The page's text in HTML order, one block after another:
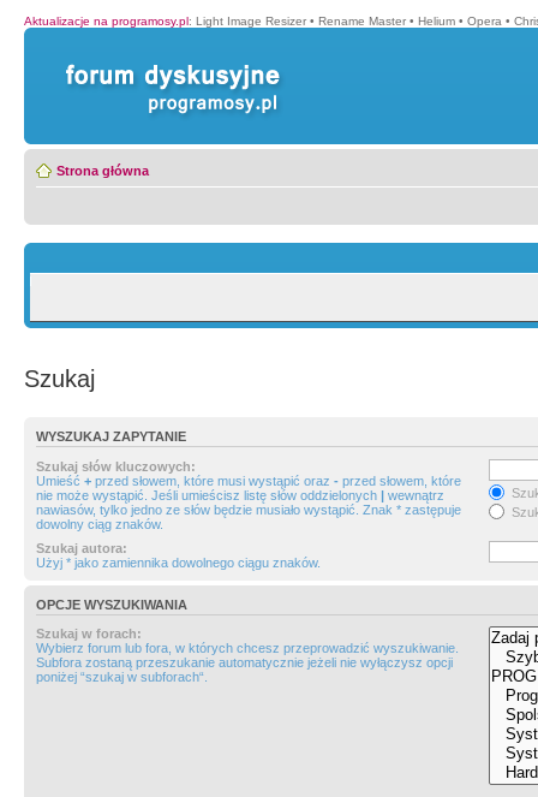
Aktualizacje na programosy.pl: Light Image Resizer • Rename Master • Helium • Opera •
Strona główna
Szukaj
WYSZUKAJ ZAPYTANIE
Szukaj słów kluczowych:
Umieść + przed słowem, które musi wystąpić oraz - przed słowem, które
nie może wystąpić. Jeśli umieścisz listę słów oddzielonych | wewnątrz
nawiasów, tylko jedno ze słów będzie musiało wystąpić. Znak * zastępuje
dowolny ciąg znaków.
Szukaj autora:
Użyj * jako zamiennika dowolnego ciągu znaków.
OPCJE WYSZUKIWANIA
Szukaj w forach:
Wybierz forum lub fora, w których chcesz przeprowadzić wyszukiwanie.
Subfora zostaną przeszukanie automatycznie jeżeli nie wyłączysz opcji
poniżej “szukaj w subforach“.